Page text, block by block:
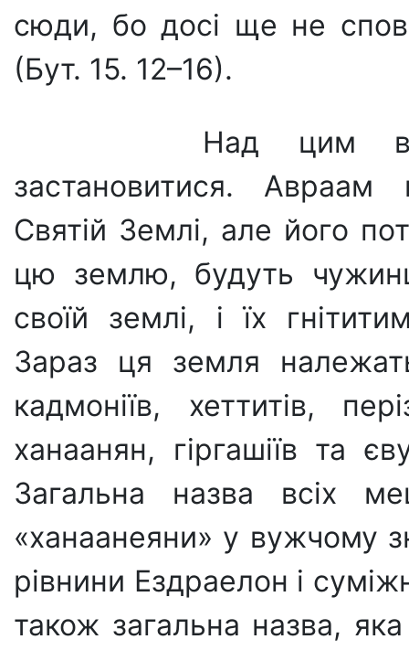
сюди, бо досі ще не
(Бут. 15. 12–16).
Над цим
застановитися.
Святій Землі, але його
цю землю, будуть
своїй землі, і їх
Зараз ця земля належать
кадмоніїв, хеттитів,
ханаанян, гіргашіїв та
Загальна назва всіх
«ханаанеяни» у вужчому
рівнини Ездраелон і
також загальна назва,